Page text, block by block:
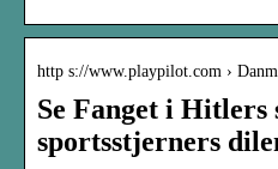
http s://www.playpilot.com ›
Se Fanget i Hitlers
sportsstjerners